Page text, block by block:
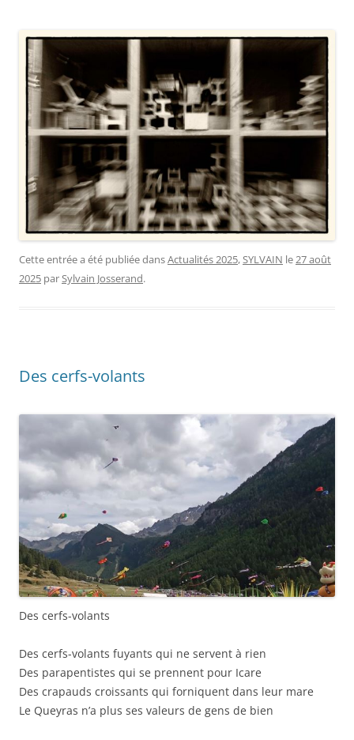
Cette entrée a été publiée dansActualités 2025,SYLVAIN le27 août
2025 parSylvain Josserand.
Des cerfs-volants
Des cerfs-volants
Des cerfs-volants fuyants qui ne servent à rien
Des parapentistes qui se prennent pour Icare
Des crapauds croissants qui forniquent dans leur mare
Le Queyras n’a plus ses valeurs de gens de bien